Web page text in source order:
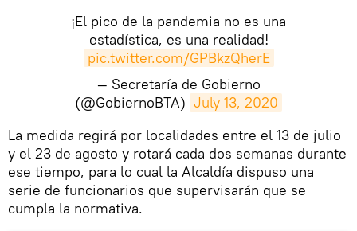
¡El pico de la pandemia no es una
estadística, es una realidad!
pic.twitter.com/GPBkzQherE
— Secretaría de Gobierno
(@GobiernoBTA) July 13, 2020
​La medida regirá por localidades entre el 13 de julio
y el 23 de agosto y rotará cada dos semanas durante
ese tiempo, para lo cual la Alcaldía dispuso una
serie de funcionarios que supervisarán que se
cumpla la normativa.